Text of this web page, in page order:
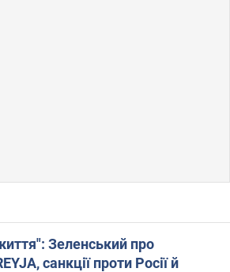
Зеленський про
санкції проти Росії й